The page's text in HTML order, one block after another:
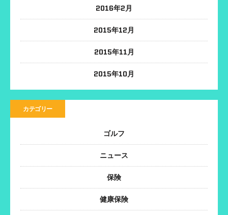
2016年2月
2015年12月
2015年11月
2015年10月
カテゴリー
ゴルフ
ニュース
保険
健康保険